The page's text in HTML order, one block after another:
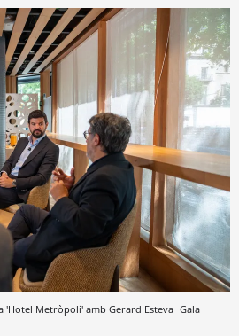
Metròpoli' amb Gerard Esteva Gala